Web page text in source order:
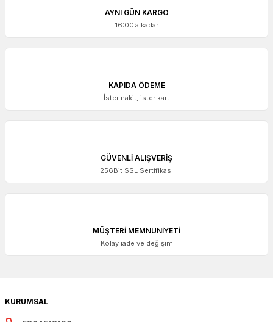
AYNI GÜN KARGO
16:00’a kadar
KAPIDA ÖDEME
İster nakit, ister kart
GÜVENLİ ALIŞVERİŞ
256Bit SSL Sertifikası
MÜŞTERİ MEMNUNİYETİ
Kolay iade ve değişim
KURUMSAL